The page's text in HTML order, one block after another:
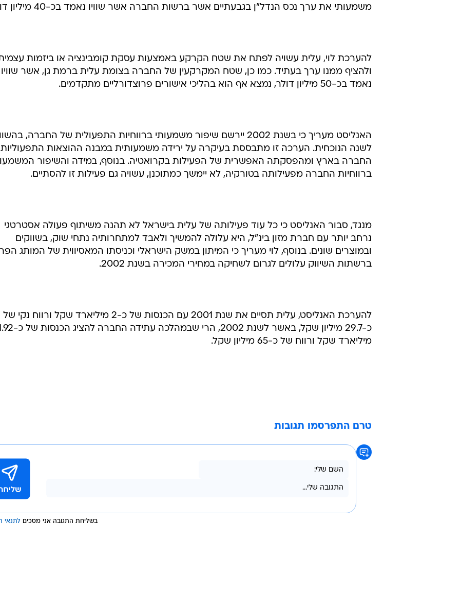
משמעותי את ערך נכס הנדל"ן בגבעתיים אשר ברשות החברה אשר שוויו נאמד בכ-40 מיליון דולר.
להערכת לוי, עלית עשויה לפתח את שטח הקרקע באמצעות עסקת קומבינציה או ביזמות
ולהציף ממנו ערך בעתיד. כמו כן, שטח המקרקעין של החברה בצומת עלית ברמת גן, אשר שוויו
נאמד בכ-50 מיליון דולר, נמצא אף הוא בהליכי אישורים פרוצדורליים מתקדמים.
האנליסט מעריך כי בשנת 2002 יירשם שיפור משמעותי ברווחיות התפעולית של החברה,
לשנה הנוכחית. הערכה זו מתבססת בעיקרה על ירידה משמעותית במבנה ההוצאות
החברה בארץ ומהפסקתה האפשרית של הפעילות בקרואטיה. בנוסף, במידה והשיפור
ברווחיות החברה מפעילותה בטורקיה, לא יימשך כמתוכנן, עשויה גם פעילות זו להסתיים.
מנגד, סבור האנליסט כי כל עוד פעילותה של עלית בישראל לא תהנה משיתוף פעולה אסטרטגי
נרחב יותר עם חברת מזון בינ"ל, היא עלולה להמשיך ולאבד למתחרותיה נתחי שוק, בשווקים
ובמוצרים שונים. בנוסף, לוי מעריך כי המיתון במשק הישראלי וכניסתו המאסיווית של המותג
ברשתות השיווק עלולים לגרום לשחיקה במחירי המכירה בשנת 2002.
להערכת האנליסט, עלית תסיים את שנת 2001 עם הכנסות של כ-2 מיליארד שקל ורווח נקי של
כ-29.7 מיליון שקל, באשר לשנת 2002, הרי שבמהלכה עתידה החברה
מיליארד שקל ורווח של כ-65 מיליון שקל.
טרם התפרסמו תגובות
בשליחת התגובה אני מסכים לתנאי